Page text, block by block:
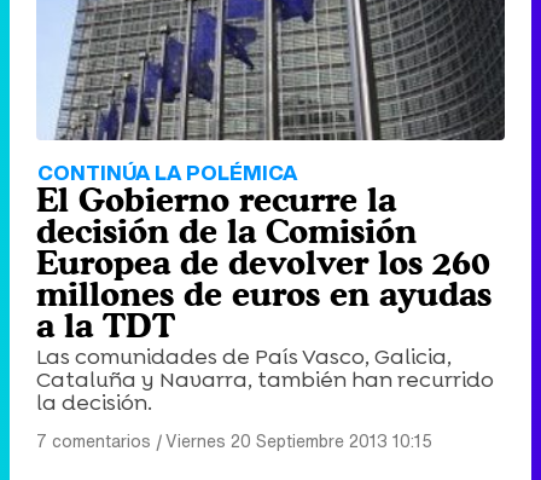
CONTINÚA LA POLÉMICA
El Gobierno recurre la
decisión de la Comisión
Europea de devolver los 260
millones de euros en ayudas
a la TDT
Las comunidades de País Vasco, Galicia,
Cataluña y Navarra, también han recurrido
la decisión.
7 comentarios |Viernes 20 Septiembre 2013 10:15